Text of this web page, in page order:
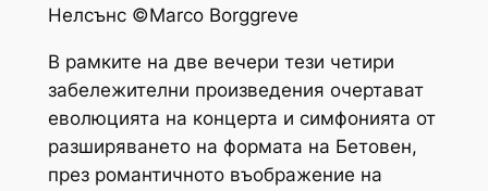
Нелсънс ©Marco Borggreve
В рамките на две вечери тези четири
забележителни произведения очертават
еволюцията на концерта и симфонията от
разширяването на формата на Бетовен,
през романтичното въображение на